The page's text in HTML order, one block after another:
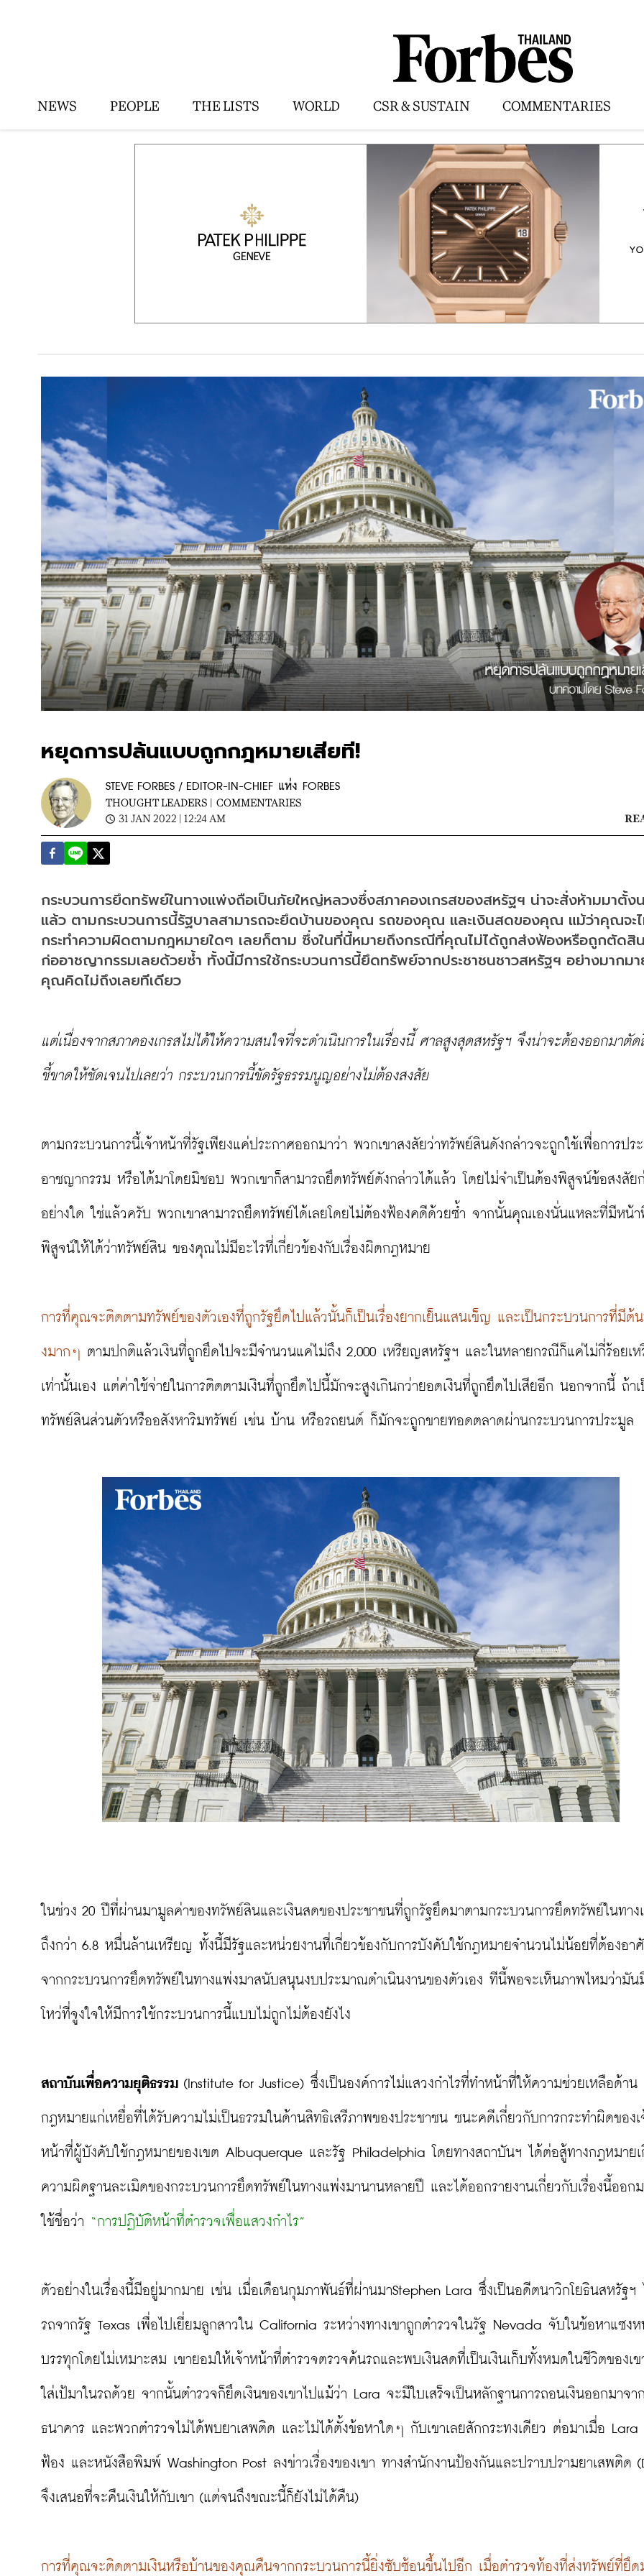
NEWS PEOPLE THE LISTS WORLD CSR & SUSTAIN COMMENTARIES
หยุดการปล้นแบบถูกกฎหมายเสียที!
STEVE FORBES / EDITOR-IN-CHIEF แห่ง FORBES
THOUGHT LEADERS | COMMENTARIES
31 JAN 2022 | 12:24 AM
กระบวนการยึดทรัพย์ในทางแพ่งถือเป็นภัยใหญ่หลวงซึ่งสภาคองเกรสของสหรัฐฯ น่าจะสั่งห้ามมาตั้ง
แล้ว ตามกระบวนการนี้รัฐบาลสามารถจะยึดบ้านของคุณ รถของคุณ และเงินสดของคุณ แม้ว่าคุณจะ
กระทำความผิดตามกฎหมายใดๆ เลยก็ตาม ซึ่งในที่นี้หมายถึงกรณีที่คุณไม่ได้ถูกส่งฟ้องหรือถูกตัดสิ
ก่ออาชญากรรมเลยด้วยซ้ำ ทั้งนี้มีการใช้กระบวนการนี้ยึดทรัพย์จากประชาชนชาวสหรัฐฯ อย่างมากม
คุณคิดไม่ถึงเลยทีเดียว
แต่เนื่องจากสภาคองเกรสไม่ได้ให้ความสนใจที่จะดำเนินการในเรื่องนี้ ศาลสูงสุดสหรัฐฯ จึงน่าจะต้องออกมาตัด
ชี้ขาดให้ชัดเจนไปเลยว่า กระบวนการนี้ขัดรัฐธรรมนูญอย่างไม่ต้องสงสัย
ตามกระบวนการนี้เจ้าหน้าที่รัฐเพียงแค่ประกาศออกมาว่า พวกเขาสงสัยว่าทรัพย์สินดังกล่าวจะถูกใช้เพื่อการปร
อาชญากรรม หรือได้มาโดยมิชอบ พวกเขาก็สามารถยึดทรัพย์ดังกล่าวได้แล้ว โดยไม่จำเป็นต้องพิสูจน์ข้อสงสัย
อย่างใด ใช่แล้วครับ พวกเขาสามารถยึดทรัพย์ได้เลยโดยไม่ต้องฟ้องคดีด้วยซ้ำ จากนั้นคุณเองนั่นแหละที่มีหน้า
พิสูจน์ให้ได้ว่าทรัพย์สิน ของคุณไม่มีอะไรที่เกี่ยวข้องกับเรื่องผิดกฎหมาย
การที่คุณจะติดตามทรัพย์ของตัวเองที่ถูกรัฐยึดไปแล้วนั้นก็เป็นเรื่องยากเย็นแสนเข็ญ และเป็นกระบวนการที่มีต้
งมากๆ ตามปกติแล้วเงินที่ถูกยึดไปจะมีจำนวนแค่ไม่ถึง 2,000 เหรียญสหรัฐฯ และในหลายกรณีก็แค่ไม่กี่ร้อยเ
เท่านั้นเอง แต่ค่าใช้จ่ายในการติดตามเงินที่ถูกยึดไปนี้มักจะสูงเกินกว่ายอดเงินที่ถูกยึดไปเสียอีก นอกจากนี้ ถ้า
ทรัพย์สินส่วนตัวหรืออสังหาริมทรัพย์ เช่น บ้าน หรือรถยนต์ ก็มักจะถูกขายทอดตลาดผ่านกระบวนการประมูล
ในช่วง 20 ปีที่ผ่านมามูลค่าของทรัพย์สินและเงินสดของประชาชนที่ถูกรัฐยึดมาตามกระบวนการยึดทรัพย์ในทาง
ถึงกว่า 6.8 หมื่นล้านเหรียญ ทั้งนี้มีรัฐและหน่วยงานที่เกี่ยวข้องกับการบังคับใช้กฎหมายจำนวนไม่น้อยที่ต้องอาศั
จากกระบวนการยึดทรัพย์ในทางแพ่งมาสนับสนุนงบประมาณดำเนินงานของตัวเอง ทีนี้พอจะเห็นภาพไหมว่ามัน
โหว่ที่จูงใจให้มีการใช้กระบวนการนี้แบบไม่ถูกไม่ต้องยังไง
สถาบันเพื่อความยุติธรรม (Institute for Justice) ซึ่งเป็นองค์การไม่แสวงกำไรที่ทำหน้าที่ให้ความช่วยเหลือด้าน
กฎหมายแก่เหยื่อที่ได้รับความไม่เป็นธรรมในด้านสิทธิเสรีภาพของประชาชน ชนะคดีเกี่ยวกับการกระทำผิดของเ
หน้าที่ผู้บังคับใช้กฎหมายของเขต Albuquerque และรัฐ Philadelphia โดยทางสถาบันฯ ได้ต่อสู้ทางกฎหมายเ
ความผิดฐานละเมิดของกระบวนการยึดทรัพย์ในทางแพ่งมานานหลายปี และได้ออกรายงานเกี่ยวกับเรื่องนี้ออกม
ใช้ชื่อว่า “การปฏิบัติหน้าที่ตำรวจเพื่อแสวงกำไร”
ตัวอย่างในเรื่องนี้มีอยู่มากมาย เช่น เมื่อเดือนกุมภาพันธ์ที่ผ่านมาStephen Lara ซึ่งเป็นอดีตนาวิกโยธินสหรัฐฯ
รถจากรัฐ Texas เพื่อไปเยี่ยมลูกสาวใน California ระหว่างทางเขาถูกตำรวจในรัฐ Nevada จับในข้อหาแซงห
บรรทุกโดยไม่เหมาะสม เขายอมให้เจ้าหน้าที่ตำรวจตรวจค้นรถและพบเงินสดที่เป็นเงินเก็บทั้งหมดในชีวิตของเข
ใส่เป้มาในรถด้วย จากนั้นตำรวจก็ยึดเงินของเขาไปแม้ว่า Lara จะมีใบเสร็จเป็นหลักฐานการถอนเงินออกมาจาก
ธนาคาร และพวกตำรวจไม่ได้พบยาเสพติด และไม่ได้ตั้งข้อหาใดๆ กับเขาเลยสักกระทงเดียว ต่อมาเมื่อ
ฟ้อง และหนังสือพิมพ์ Washington Post ลงข่าวเรื่องของเขา ทางสำนักงานป้องกันและปราบปรามยาเสพติด
จึงเสนอที่จะคืนเงินให้กับเขา (แต่จนถึงขณะนี้ก็ยังไม่ได้คืน)
การที่คุณจะติดตามเงินหรือบ้านของคุณคืนจากกระบวนการนี้ยิ่งซับซ้อนขึ้นไปอีก เมื่อตำรวจท้องที่ส่งทรัพย์ที่ยึด